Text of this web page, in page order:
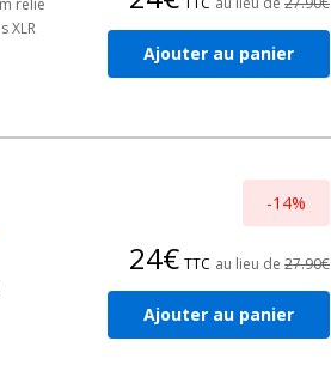
relie
XLR
Ajouter au panier
-14%
24€ TTC au lieu de 27.90€
Ajouter au panier